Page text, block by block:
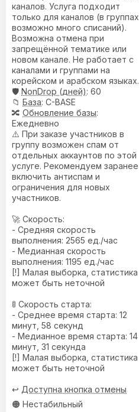
каналов. Услуга подходит
только для каналов (в группах
возможно много списаний).
Возможна отмена при
запрещённой тематике или
новом канале. Не работает с
каналами и группами на
корейском и арабском языках.
🛡️ NonDrop (дней): 60
📁 База: C-BASE
🔀 Обновление базы:
Ежедневно
⚠️ При заказе участников в
группу возможен спам от
отдельных аккаунтов по этой
услуге. Рекомендуем заранее
включить антиспам и
ограничения для новых
участников.
🚀 Скорость:
- Средняя скорость
выполнения: 2565 ед./час
- Медианная скорость
выполнения: 1195 ед./час
[!] Малая выборка, статистика
может быть неточной
🚦 Скорость старта:
- Среднее время старта: 12
минут, 58 секунд
- Медианное время старта: 14
минут, 31 секунда
[!] Малая выборка, статистика
может быть неточной
↩️ Доступна кнопка отмены
🟠 Нестабильный